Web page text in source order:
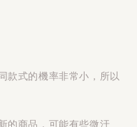
款式的機率非常小，所以
的商品，可能有些微汙